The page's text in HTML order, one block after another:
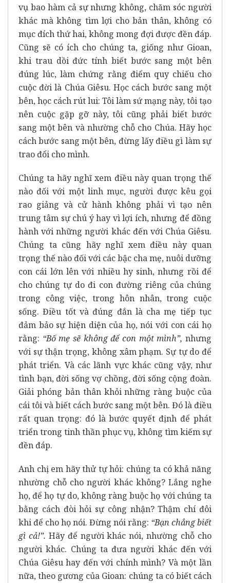
vụ bao hàm cả sự nhưng không, chăm sóc người
khác mà không tìm lợi cho bản thân, không có
mục đích thứ hai, không mong đợi được đền đáp.
Cũng sẽ có ích cho chúng ta, giống như Gioan,
khi trau dồi đức tính biết bước sang một bên
đúng lúc, làm chứng rằng điểm quy chiếu cho
cuộc đời là Chúa Giêsu. Học cách bước sang một
bên, học cách rút lui: Tôi làm sứ mạng này, tôi tạo
nên cuộc gặp gỡ này, tôi cũng phải biết bước
sang một bên và nhường chỗ cho Chúa. Hãy học
cách bước sang một bên, đừng lấy điều gì làm sự
trao đổi cho mình.
Chúng ta hãy nghĩ xem điều này quan trọng thế
nào đối với một linh mục, người được kêu gọi
rao giảng và cử hành không phải vì tạo nên
trung tâm sự chú ý hay vì lợi ích, nhưng để đồng
hành với những người khác đến với Chúa Giêsu.
Chúng ta cũng hãy nghĩ xem điều này quan
trọng thế nào đối với các bậc cha mẹ, nuôi dưỡng
con cái lớn lên với nhiều hy sinh, nhưng rồi để
cho chúng tự do đi con đường riêng của chúng
trong công việc, trong hôn nhân, trong cuộc
sống. Điều tốt và đúng đắn là cha mẹ tiếp tục
đảm bảo sự hiện diện của họ, nói với con cái họ
rằng: “Bố mẹ sẽ không để con một mình”, nhưng
với sự thận trọng, không xâm phạm. Sự tự do để
phát triển. Và các lãnh vực khác cũng vậy, như
tình bạn, đời sống vợ chồng, đời sống cộng đoàn.
Giải phóng bản thân khỏi những ràng buộc của
cái tôi và biết cách bước sang một bên. Đó là điều
rất quan trọng: đó là bước quyết định để phát
triển trong tinh thần phục vụ, không tìm kiếm sự
đền đáp.
Anh chị em hãy thử tự hỏi: chúng ta có khả năng
nhường chỗ cho người khác không? Lắng nghe
họ, để họ tự do, không ràng buộc họ với chúng ta
bằng cách đòi hỏi sự công nhận? Thậm chí đôi
khi để cho họ nói. Đừng nói rằng: “Bạn chẳng biết
gì cả!”. Hãy để người khác nói, nhường chỗ cho
người khác. Chúng ta đưa người khác đến với
Chúa Giêsu hay đến với chính mình? Và một lần
nữa, theo gương của Gioan: chúng ta có biết cách